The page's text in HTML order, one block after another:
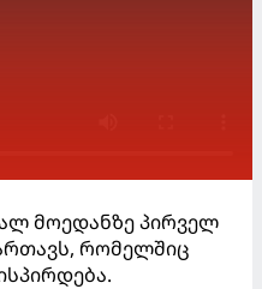
მოედანზე პირველ
რომელშიც